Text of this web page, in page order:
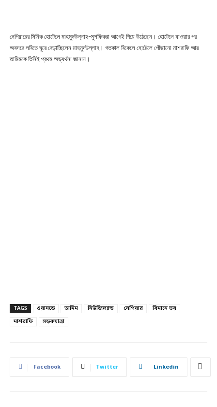
নেপিয়ারের সিনিক হোটেলে মাহমুদউল্লাহ-মুশফিকরা আগেই গিয়ে উঠেছেন। হোটেলে যাওয়ার পর
অবসরে লবিতে ঘুরে বেড়াচ্ছিলেন মাহমুদউল্লাহ। গতকাল বিকেলে হোটেলে পৌঁছানো মাশরাফি আর
তামিমকে তিনিই প্রথম অভ্যর্থনা জানান।
TAGS ওয়ানডে তামিম নিউজিল্যান্ড নেপিয়ার
বিমানে ভয়
মাশরাফি
সড়কযাত্রা
Facebook Twitter Linkedin